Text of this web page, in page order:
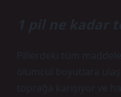
1 pil ne kadar
Pillerdeki tüm
ölümcül boyutlara
toprağa karışıyor ve